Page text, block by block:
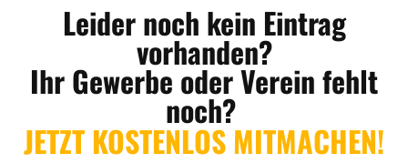
Leider noch kein Eintrag
vorhanden?
Ihr Gewerbe oder Verein fehlt
noch?
JETZT KOSTENLOS MITMACHEN!